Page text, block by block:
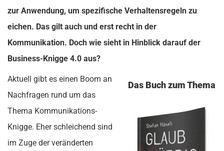
zur Anwendung, um spezifische Verhaltensregeln zu
eichen. Das gilt auch und erst recht in der
Kommunikation. Doch wie sieht in Hinblick darauf der
Business-Knigge 4.0 aus?
Das Buch zum Thema
Aktuell gibt es einen Boom an
Nachfragen rund um das
Thema Kommunikations-
Knigge. Eher schleichend sind
im Zuge der veränderten